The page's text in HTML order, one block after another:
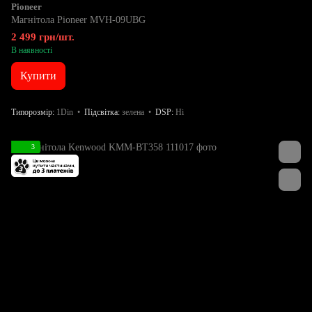
Pioneer
Магнітола Pioneer MVH-09UBG
2 499 грн/шт.
В наявності
Купити
Типорозмір 1Din Підсвітка зелена DSP Ні
3